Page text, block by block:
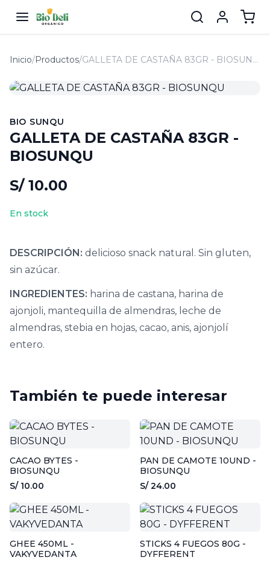
Inicio/Productos/ GALLETA DE CASTAÑA 83GR - BIOSUNQU
BIO SUNQU
GALLETA DE CASTAÑA 83GR -
BIOSUNQU
S/ 10.00
En stock
DESCRIPCIÓN: delicioso snack natural. Sin gluten,
sin azúcar.
INGREDIENTES: harina de castana, harina de
ajonjoli, mantequilla de almendras, leche de
almendras, stebia en hojas, cacao, anis, ajonjolí
entero.
También te puede interesar
CACAO BYTES -
BIOSUNQU
S/ 10.00
PAN DE CAMOTE 10UND -
BIOSUNQU
S/ 24.00
GHEE 450ML -
VAKYVEDANTA
STICKS 4 FUEGOS 80G -
DYFFERENT